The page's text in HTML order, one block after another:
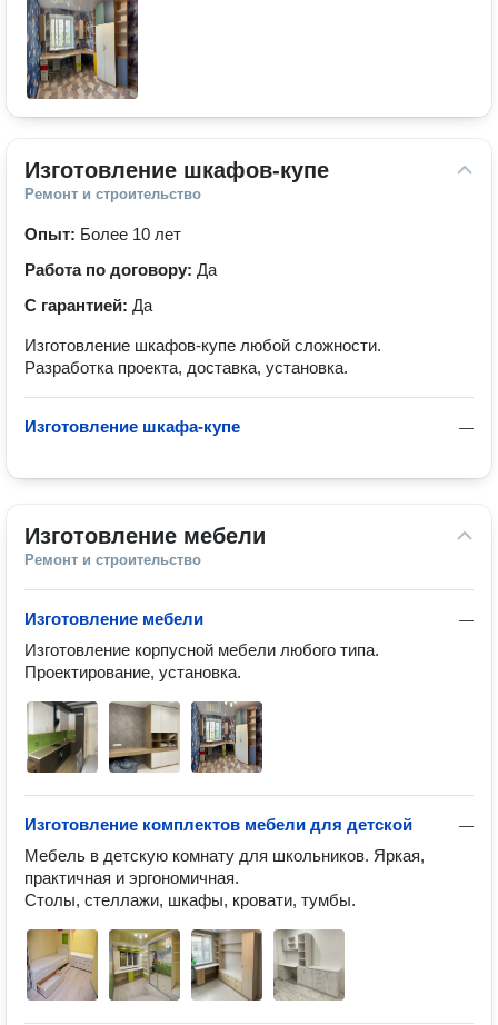
Изготовление шкафов-купе
Ремонт и строительство
Опыт: Более 10 лет
Работа по договору: Да
С гарантией: Да
Изготовление шкафов-купе любой сложности.
Разработка проекта, доставка, установка.
—
Изготовление шкафа-купе
Изготовление мебели
Ремонт и строительство
—
Изготовление мебели
Изготовление корпусной мебели любого типа.
Проектирование, установка.
—
Изготовление комплектов мебели для детской
Мебель в детскую комнату для школьников. Яркая,
практичная и эргономичная.
Столы, стеллажи, шкафы, кровати, тумбы.